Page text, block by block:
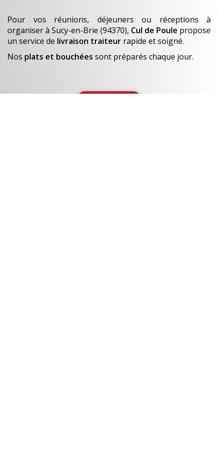
Pour vos réunions, déjeuners ou réceptions à
organiserà Sucy-en-Brie (94370), Cul de Poule propose
un service de livraison traiteur rapide et soigné.
Nos plats et bouchées sont préparés chaque jour.